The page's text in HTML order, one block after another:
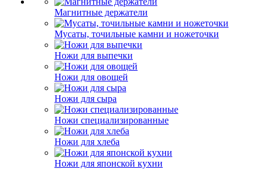
Магнитные держатели
Мусаты, точильные камни и ножеточки
Ножи для выпечки
Ножи для овощей
Ножи для сыра
Ножи специализированные
Ножи для хлеба
Ножи для японской кухни